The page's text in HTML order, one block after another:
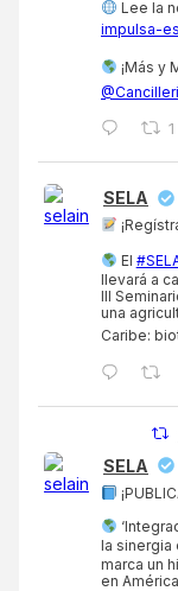
Lee la
impulsa-
¡Más y
1
SELA
El
llevará a
III
una
Caribe:
SELA
la sinergia
marca un
en